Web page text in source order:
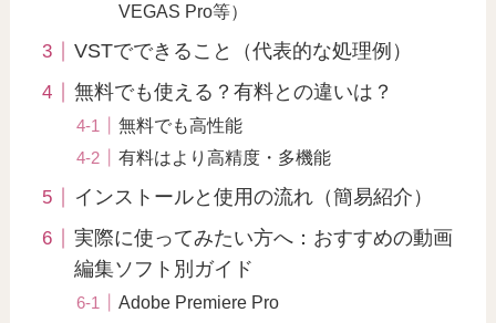
VEGAS Pro等）
VSTでできること（代表的な処理例）
無料でも使える？有料との違いは？
無料でも高性能
有料はより高精度・多機能
インストールと使用の流れ（簡易紹介）
実際に使ってみたい方へ：おすすめの動画
編集ソフト別ガイド
Adobe Premiere Pro